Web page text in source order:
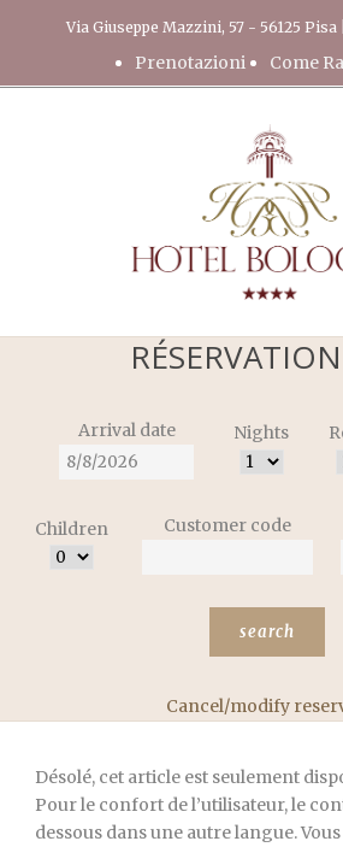
Via Giuseppe Mazzini, 57 - 56125 Pisa |
Prenotazioni Come
Arrival date Nights
Children Customer code
Cancel/modify
Désolé, cet article est seulement
Pour le confort de l’utilisateur, le
dessous dans une autre langue.